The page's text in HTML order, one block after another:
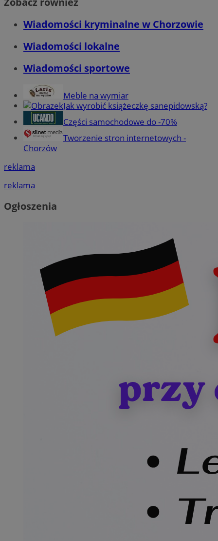
Wiadomości kryminalne w Chorzowie
Wiadomości lokalne
Wiadomości sportowe
Meble na wymiar
Jak wyrobić książeczkę sanepidowską?
Części samochodowe do -70%
Tworzenie stron internetowych -
Chorzów
reklama
reklama
Ogłoszenia